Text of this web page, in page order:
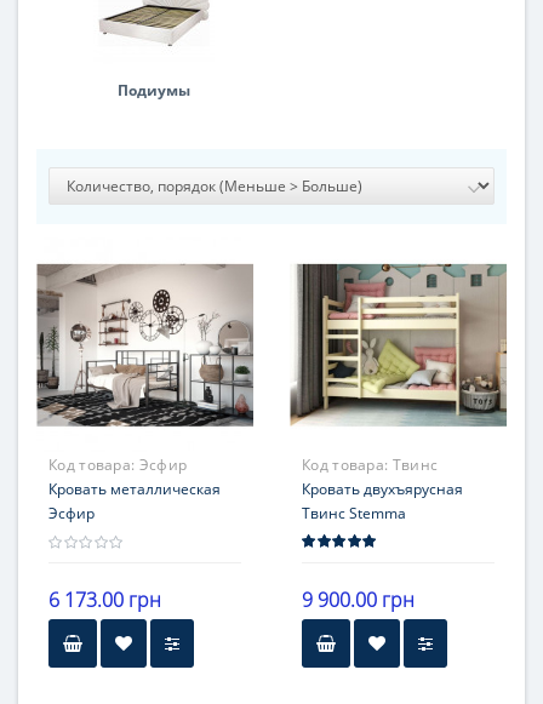
Подиумы
Код товара: Эсфир
Кровать металлическая
Эсфир
6 173.00 грн
Код товара: Твинс
Stemma
Кровать двухъярусная
Твинс Stemma
9 900.00 грн